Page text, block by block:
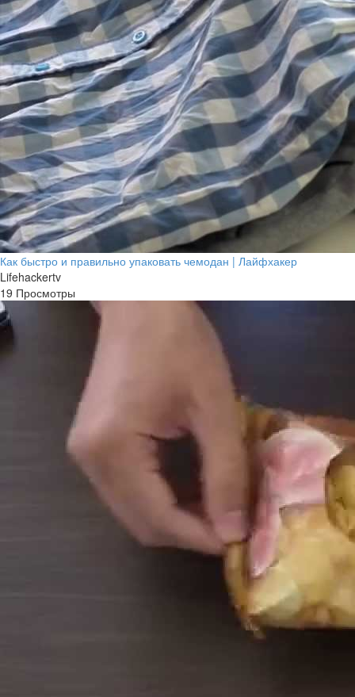
Как быстро и правильно упаковать чемодан | Лайфхакер
Lifehackertv
19 Просмотры